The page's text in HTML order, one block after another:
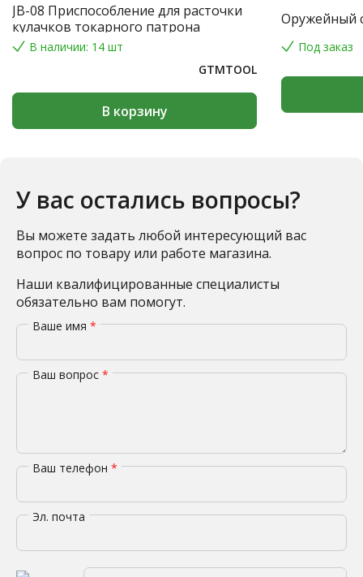
JB-08 Приспособление для расточки
кулачков токарного патрона
В наличии: 14 шт
GTMTOOL
В корзину
Оружейный
Под заказ
У вас остались вопросы?
Вы можете задать любой интересующий вас
вопрос по товару или работе магазина.
Наши квалифицированные специалисты
обязательно вам помогут.
Ваше имя *
Ваш вопрос *
Ваш телефон *
Эл. почта